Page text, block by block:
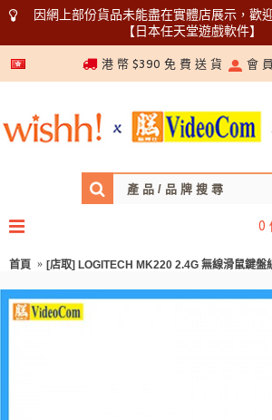
因網上部份貨品未能盡在實體店展示，歡
【日本任天堂遊戲軟件】
5366 1340
港 幣 $390 免 費 送 貨 會 員
0
首頁 [店取] LOGITECH MK220 2.4G 無線滑鼠鍵盤